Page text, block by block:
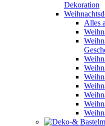
Dekoration
Alles